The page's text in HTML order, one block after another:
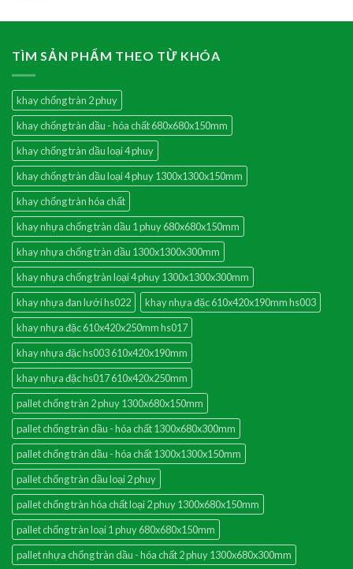
TÌM SẢN PHẨM THEO TỪ KHÓA
khay chống tràn 2 phuy
khay chống tràn dầu - hóa chất 680x680x150mm
khay chống tràn dầu loại 4 phuy
khay chống tràn dầu loại 4 phuy 1300x1300x150mm
khay chống tràn hóa chất
khay nhựa chống tràn dầu 1 phuy 680x680x150mm
khay nhựa chống tràn dầu 1300x1300x300mm
khay nhựa chống tràn loại 4 phuy 1300x1300x300mm
khay nhựa đan lưới hs022
khay nhựa đặc 610x420x190mm hs003
khay nhựa đặc 610x420x250mm hs017
khay nhựa đặc hs003 610x420x190mm
khay nhựa đặc hs017 610x420x250mm
pallet chống tràn 2 phuy 1300x680x150mm
pallet chống tràn dầu - hóa chất 1300x680x300mm
pallet chống tràn dầu - hóa chất 1300x1300x150mm
pallet chống tràn dầu loại 2 phuy
pallet chống tràn hóa chất loại 2 phuy 1300x680x150mm
pallet chống tràn loại 1 phuy 680x680x150mm
pallet nhựa chống tràn dầu - hóa chất 2 phuy 1300x680x300mm